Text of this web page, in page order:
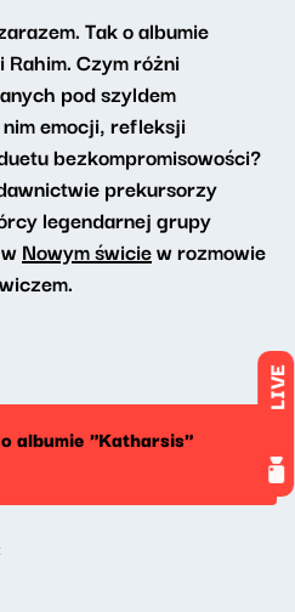
LIVE
Tak o albumie
Czym różni
pod szyldem
emocji, refleksji
bezkompromisowości?
prekursorzy
legendarnej grupy
Nowym świciew rozmowie
o albumie "Katharsis"